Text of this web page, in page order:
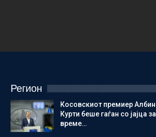
Регион
Косовскиот премиер Албин
Курти беше гаѓан со јајца за
време…